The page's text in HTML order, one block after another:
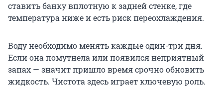
ставить банку вплотную к задней стенке, где
температура ниже и есть риск переохлаждения.
Воду необходимо менять каждые один-три дня.
Если она помутнела или появился неприятный
запах — значит пришло время срочно обновить
жидкость. Чистота здесь играет ключевую роль.